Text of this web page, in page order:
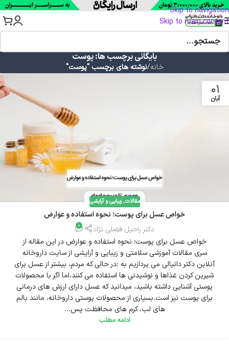
Skip to navigation
Skip to main content
بایگانی برچسب ها: پوست
خانه/نوشته های برچسب "پوست"
01
آبان
مقالات,زیبایی و آرایشی
خواص عسل برای پوست؛ نحوه استفاده و عوارض
دکتر راحیل فضلی نژاد
0
خواص عسل برای پوست؛ نحوه استفاده و عوارض در این مقاله از
سری مقالات آموزشی سلامتی و زیبایی و آرایشی از سایت داروخانه
آنلاین دکتر دانیالی می پردازیم به :در حالی که مردم، بیشتر از عسل برای
شیرین کردن غذاها و نوشیدنی ها استفاده می کنند،اما اگر با محصولات
پوستی آشنایی داشته باشید، میدانید که عسل دارای ارزش های درمانی
برای پوست نیز است.بسیاری از محصولات پوستی داروخانه، مانند بالم
های لب، کرم های محافظت پس...
ادامه مطلب